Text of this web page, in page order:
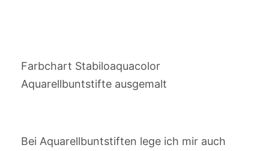
Farbchart Stabiloaquacolor
Aquarellbuntstifte ausgemalt
Bei Aquarellbuntstiften lege ich mir auch